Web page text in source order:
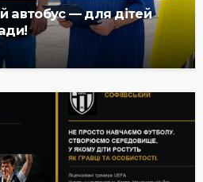
автобус — для дітей